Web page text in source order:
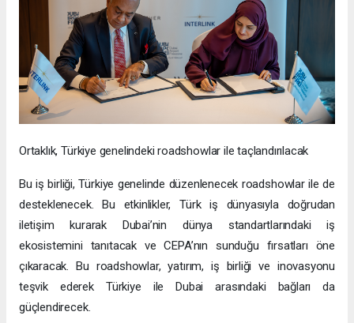
Ortaklık, Türkiye genelindeki roadshowlar ile taçlandırılacak
Bu iş birliği, Türkiye genelinde düzenlenecek roadshowlar ile de
desteklenecek. Bu etkinlikler, Türk iş dünyasıyla doğrudan
iletişim kurarak Dubai’nin dünya standartlarındaki iş
ekosistemini tanıtacak ve CEPA’nın sunduğu fırsatları öne
çıkaracak. Bu roadshowlar, yatırım, iş birliği ve inovasyonu
teşvik ederek Türkiye ile Dubai arasındaki bağları da
güçlendirecek.